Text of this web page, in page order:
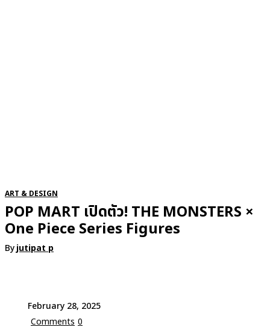
February 28, 2025
Comments 0
ART & DESIGN
POP MART เปิดตัว! THE MONSTERS ×
One Piece Series Figures
Byjutipat p